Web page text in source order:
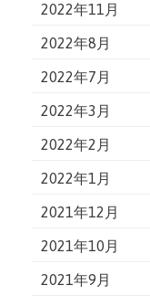
2022年11月
2022年8月
2022年7月
2022年3月
2022年2月
2022年1月
2021年12月
2021年10月
2021年9月